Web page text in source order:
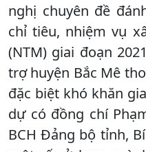
nghị chuyên đề
chỉ tiêu, nhiệm vụ
(NTM) giai đoạn
trợ huyện Bắc Mê
đặc biệt khó khăn
dự có đồng chí
BCH Đảng bộ tỉnh,